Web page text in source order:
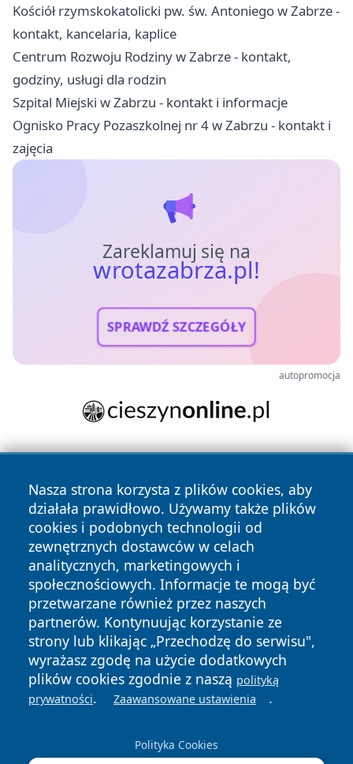
Kościół rzymskokatolicki pw. św. Antoniego w Zabrze -
kontakt, kancelaria, kaplice
Centrum Rozwoju Rodziny w Zabrze - kontakt,
godziny, usługi dla rodzin
Szpital Miejski w Zabrzu - kontakt i informacje
Ognisko Pracy Pozaszkolnej nr 4 w Zabrzu - kontakt i
zajęcia
Zareklamuj się na
wrotazabrza.pl!
SPRAWDŹ SZCZEGÓŁY
autopromocja
Nasza strona korzysta z plików cookies, aby
działała prawidłowo. Używamy także plików
cookies i podobnych technologii od
zewnętrznych dostawców w celach
analitycznych, marketingowych i
społecznościowych. Informacje te mogą być
przetwarzane również przez naszych
partnerów. Kontynuując korzystanie ze
strony lub klikając „Przechodzę do serwisu",
wyrażasz zgodę na użycie dodatkowych
plików cookies zgodnie z naszą polityką
prywatności. Zaawansowane ustawienia .
Polityka Cookies
Copyright © 2026 wrotazabrza.pl Wszystkie prawa
zastrzeżone.
News Autorzy
Polityka
Prywatności
Polityka
Cookies